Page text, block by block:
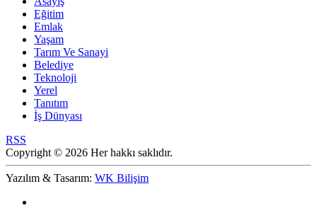
Eğitim
Emlak
Yaşam
Tarım Ve Sanayi
Belediye
Teknoloji
Yerel
Tanıtım
İş Dünyası
RSS
Copyright © 2026 Her hakkı saklıdır.
Yazılım & Tasarım: WK Bilişim